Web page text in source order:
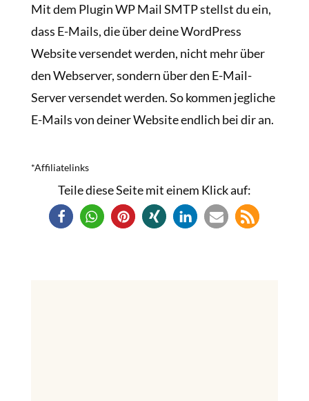
Mit dem Plugin WP Mail SMTP stellst du ein,
dass E-Mails, die über deine WordPress
Website versendet werden, nicht mehr über
den Webserver, sondern über den E-Mail-
Server versendet werden. So kommen jegliche
E-Mails von deiner Website endlich bei dir an.
*Affiliatelinks
Teile diese Seite mit einem Klick auf: